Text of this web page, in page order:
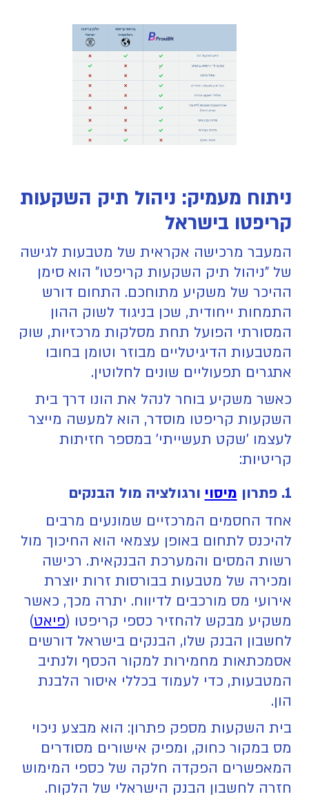
ניתוח מעמיק: ניהול תיק השקעות
קריפטו בישראל
המעבר מרכישה אקראית של מטבעות לגישה
של "ניהול תיק השקעות קריפטו" הוא סימן
ההיכר של משקיע מתוחכם. התחום דורש
התמחות ייחודית, שכן בניגוד לשוק ההון
המסורתי הפועל תחת מסלקות מרכזיות, שוק
המטבעות הדיגיטליים מבוזר וטומן בחובו
אתגרים תפעוליים שונים לחלוטין.
כאשר משקיע בוחר לנהל את הונו דרך בית
השקעות קריפטו מוסדר, הוא למעשה מייצר
לעצמו 'שקט תעשייתי' במספר חזיתות
קריטיות:
1. פתרון
מיסוי ורגולציה מול הבנקים
אחד החסמים המרכזיים שמונעים מרבים
להיכנס לתחום באופן עצמאי הוא החיכוך מול
רשות המסים והמערכת הבנקאית. רכישה
ומכירה של מטבעות בבורסות זרות יוצרת
אירועי מס מורכבים לדיווח. יתרה מכך, כאשר
משקיע מבקש להחזיר כספי קריפטו (פיאט)
לחשבון הבנק שלו, הבנקים בישראל דורשים
אסמכתאות מחמירות למקור הכסף ולנתיב
המטבעות, כדי לעמוד בכללי איסור הלבנת
הון.
בית השקעות מספק פתרון: הוא מבצע ניכוי
מס במקור כחוק, ומפיק אישורים מסודרים
המאפשרים הפקדה חלקה של כספי המימוש
חזרה לחשבון הבנק הישראלי של הלקוח.